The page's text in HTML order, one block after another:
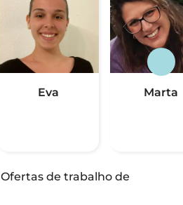
Eva Marta
Ofertas de trabalho de